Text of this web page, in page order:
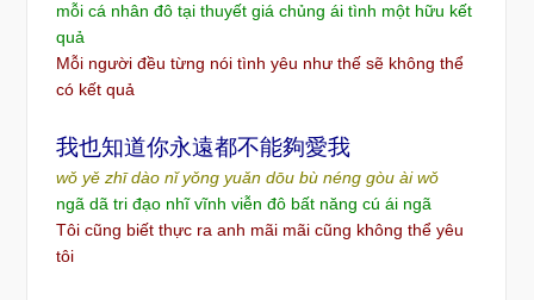
mỗi cá nhân đô tại thuyết giá chủng ái tình một hữu kết
quả
Mỗi người đều từng nói tình yêu như thế sẽ không thể
có kết quả
我也知道你永遠都不能夠愛我
wǒ yě zhī dào nǐ yǒng yuǎn dōu bù néng gòu ài wǒ
ngã dã tri đạo nhĩ vĩnh viễn đô bất năng cú ái ngã
Tôi cũng biết thực ra anh mãi mãi cũng không thể yêu
tôi